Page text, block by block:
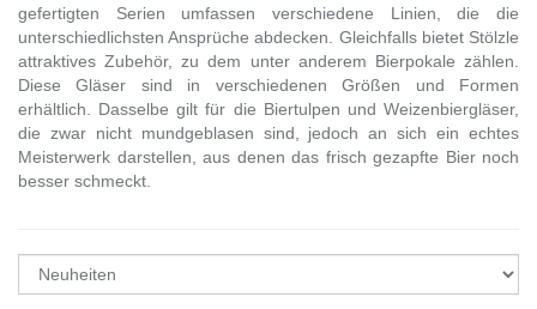
gefertigten Serien umfassen verschiedene Linien, die die
unterschiedlichsten Ansprüche abdecken. Gleichfalls bietet Stölzle
attraktives Zubehör, zu dem unter anderem Bierpokale zählen.
Diese Gläser sind in verschiedenen Größen und Formen
erhältlich. Dasselbe gilt für die Biertulpen und Weizenbiergläser,
die zwar nicht mundgeblasen sind, jedoch an sich ein echtes
Meisterwerk darstellen, aus denen das frisch gezapfte Bier noch
besser schmeckt.